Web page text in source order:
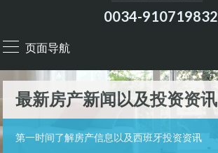
0034-910719832
页面导航
最新房产新闻以及投资资讯
第一时间了解房产信息以及西班牙投资资讯